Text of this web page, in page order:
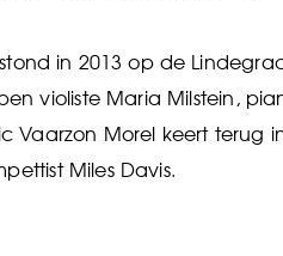
stond in 2013 op de
violiste Maria Milstein,
Vaarzon Morel keert
Miles Davis.